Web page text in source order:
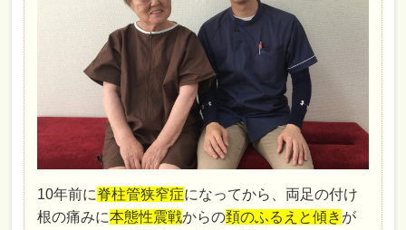
10年前に脊柱管狭窄症になってから、両足の付け
根の痛みに本態性震戦からの頚のふるえと傾き が